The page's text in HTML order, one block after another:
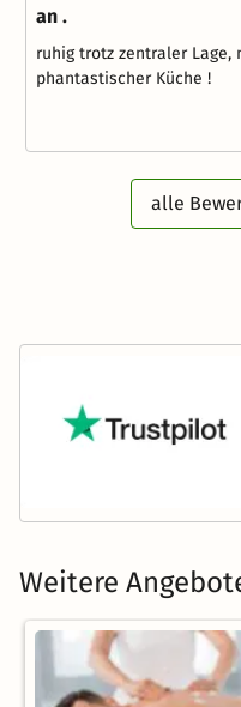
an .
ruhig trotz zentraler
phantastischer Küche !
alle
Weitere